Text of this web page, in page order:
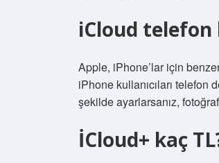
iCloud telefon
Apple, iPhone’lar için
iPhone kullanıcıları
şekilde ayarlarsanız,
İCloud+ kaç